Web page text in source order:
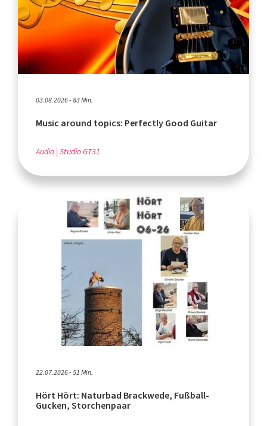
03.08.2026 - 83 Min.
Music around topics: Perfectly Good Guitar
Audio Studio GT31
22.07.2026 - 51 Min.
Hört Hört: Naturbad Brackwede, Fußball-
Gucken, Storchenpaar